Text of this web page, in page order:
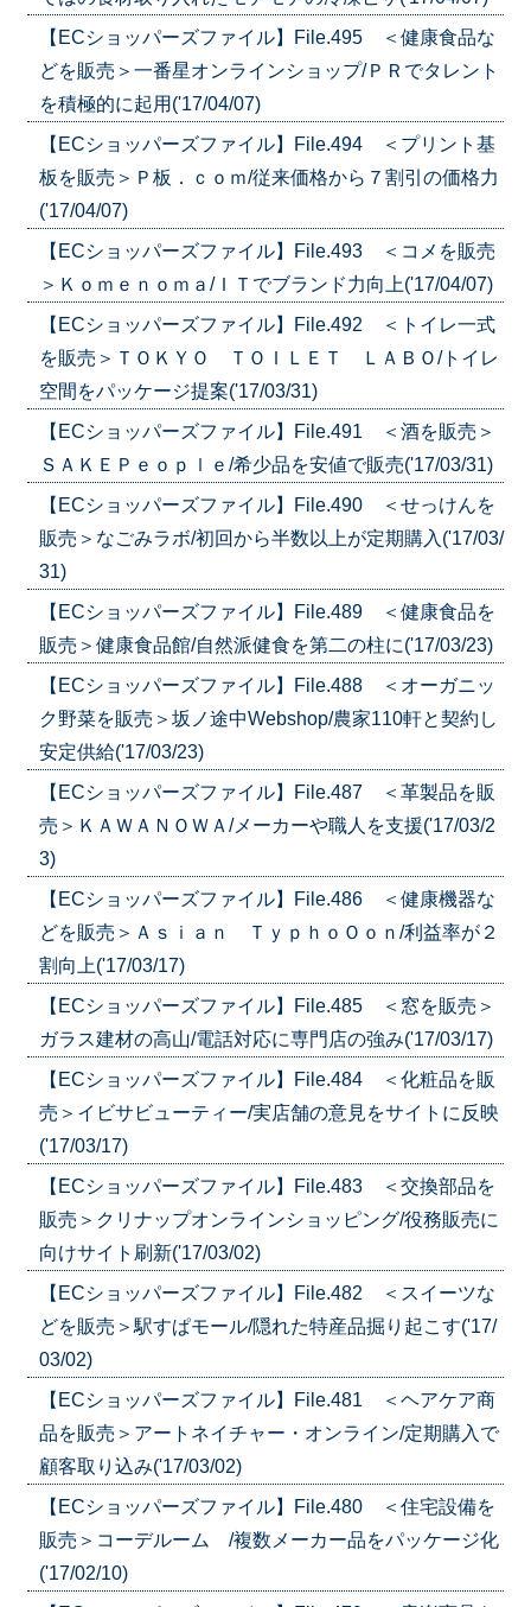
【ECショッパーズファイル】File.495 ＜健康食品な
どを販売＞一番星オンラインショップ/ＰＲでタレント
を積極的に起用('17/04/07)
【ECショッパーズファイル】File.494 ＜プリント基
板を販売＞Ｐ板．ｃｏｍ/従来価格から７割引の価格力
('17/04/07)
【ECショッパーズファイル】File.493 ＜コメを販売
＞Ｋｏｍｅｎｏｍａ/ＩＴでブランド力向上('17/04/07)
【ECショッパーズファイル】File.492 ＜トイレ一式
を販売＞ＴＯＫＹＯ ＴＯＩＬＥＴ ＬＡＢＯ/トイレ
空間をパッケージ提案('17/03/31)
【ECショッパーズファイル】File.491 ＜酒を販売＞
ＳＡＫＥＰｅｏｐｌｅ/希少品を安値で販売('17/03/31)
【ECショッパーズファイル】File.490 ＜せっけんを
販売＞なごみラボ/初回から半数以上が定期購入('17/03/
31)
【ECショッパーズファイル】File.489 ＜健康食品を
販売＞健康食品館/自然派健食を第二の柱に('17/03/23)
【ECショッパーズファイル】File.488 ＜オーガニッ
ク野菜を販売＞坂ノ途中Webshop/農家110軒と契約し
安定供給('17/03/23)
【ECショッパーズファイル】File.487 ＜革製品を販
売＞ＫＡＷＡＮＯＷＡ/メーカーや職人を支援('17/03/2
3)
【ECショッパーズファイル】File.486 ＜健康機器な
どを販売＞Ａｓｉａｎ ＴｙｐｈｏＯｏｎ/利益率が２
割向上('17/03/17)
【ECショッパーズファイル】File.485 ＜窓を販売＞
ガラス建材の高山/電話対応に専門店の強み('17/03/17)
【ECショッパーズファイル】File.484 ＜化粧品を販
売＞イビサビューティー/実店舗の意見をサイトに反映
('17/03/17)
【ECショッパーズファイル】File.483 ＜交換部品を
販売＞クリナップオンラインショッピング/役務販売に
向けサイト刷新('17/03/02)
【ECショッパーズファイル】File.482 ＜スイーツな
どを販売＞駅すぱモール/隠れた特産品掘り起こす('17/
03/02)
【ECショッパーズファイル】File.481 ＜ヘアケア商
品を販売＞アートネイチャー・オンライン/定期購入で
顧客取り込み('17/03/02)
【ECショッパーズファイル】File.480 ＜住宅設備を
販売＞コーデルーム /複数メーカー品をパッケージ化
('17/02/10)